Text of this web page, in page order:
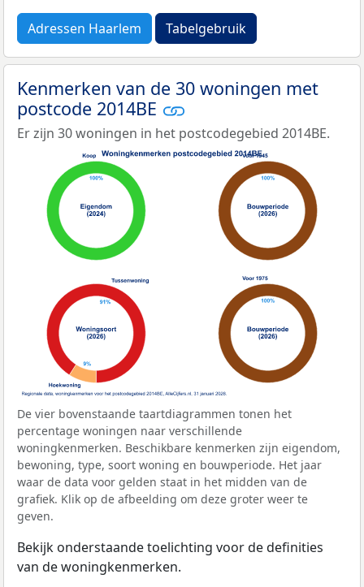
Adressen Haarlem Tabelgebruik
Kenmerken van de 30 woningen met
postcode 2014BE
Er zijn 30 woningen in het postcodegebied 2014BE.
De vier bovenstaande taartdiagrammen tonen het
percentage woningen naar verschillende
woningkenmerken. Beschikbare kenmerken zijn eigendom,
bewoning, type, soort woning en bouwperiode. Het jaar
waar de data voor gelden staat in het midden van de
grafiek. Klik op de afbeelding om deze groter weer te
geven.
Bekijk onderstaande toelichting voor de definities
van de woningkenmerken.